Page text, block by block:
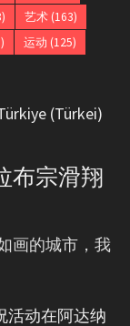
艺术(163)
运动 (125)
布宗滑翔
画的城市，我
活动在阿达纳